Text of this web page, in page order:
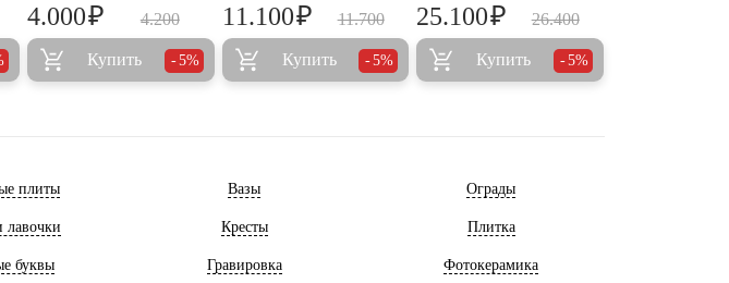
4.200
4.000₽
Купить 5%
11.700
11.100₽
Купить 5%
26.400
25.100₽
Купить 5%
плиты Вазы Ограды
лавочки Кресты Плитка
буквы Гравировка Фотокерамика